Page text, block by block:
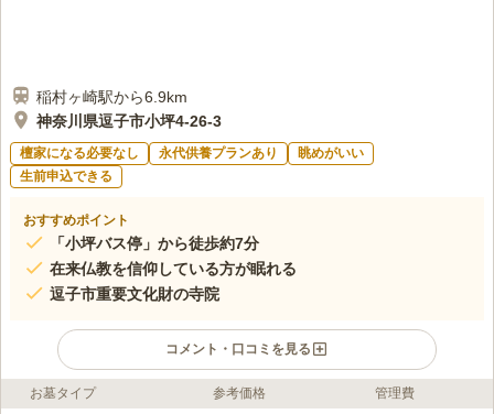
稲村ヶ崎駅から6.9km
神奈川県逗子市小坪4-26-3
檀家になる必要なし 永代供養プランあり
眺めがいい
生前申込できる
おすすめポイント
「小坪バス停」から徒歩約7分
在来仏教を信仰している方が眠れる
逗子市重要文化財の寺院
コメント・口コミを見る
ライフドット編集部のコメント
お墓タイプ 参考価格 管理費